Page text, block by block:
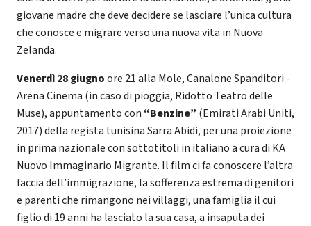
giovane madre che deve decidere se lasciare l’unica cultura
che conosce e migrare verso una nuova vita in Nuova
Zelanda.
Venerdì 28 giugnoore 21 alla Mole, Canalone Spanditori -
Arena Cinema (in caso di pioggia, Ridotto Teatro delle
Muse), appuntamento con“Benzine” (Emirati Arabi Uniti,
2017) della regista tunisina Sarra Abidi, per una proiezione
in prima nazionale con sottotitoli in italiano a cura di KA
Nuovo Immaginario Migrante. Il film ci fa conoscere l’altra
faccia dell’immigrazione, la sofferenza estrema di genitori
e parenti che rimangono nei villaggi, una famiglia il cui
figlio di 19 anni ha lasciato la sua casa, a insaputa dei